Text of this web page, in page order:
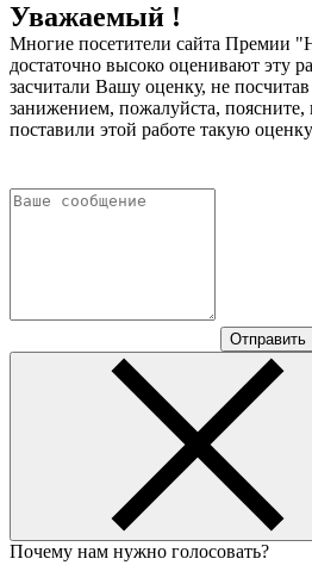
Уважаемый !
Многие посетители сайта Премии
достаточно высоко оценивают эту
засчитали Вашу оценку, не
занижением, пожалуйста,
поставили этой работе такую
Отправить
Почему нам нужно голосовать?